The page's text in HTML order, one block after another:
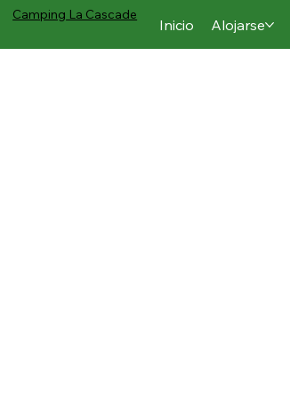
Camping La Cascade
Inicio Alojarse